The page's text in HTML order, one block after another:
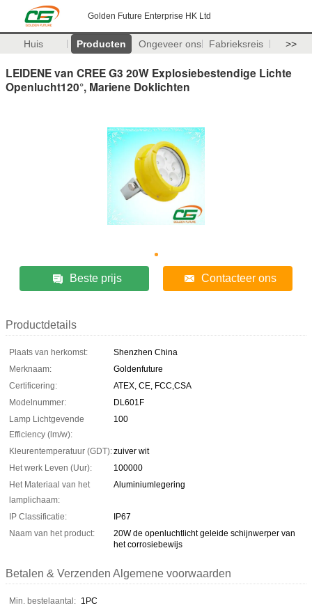
Golden Future Enterprise HK Ltd
Huis Producten Ongeveer ons Fabrieksreis >>
LEIDENE van CREE G3 20W Explosiebestendige Lichte
Openlucht120°, Mariene Doklichten
Beste prijs Contacteer ons
Productdetails
Plaats van herkomst:
Shenzhen China
Merknaam:
Goldenfuture
Certificering:
ATEX, CE, FCC,CSA
Modelnummer:
DL601F
Lamp Lichtgevende
Efficiency (lm/w):
100
Kleurentemperatuur (GDT):zuiver wit
Het werk Leven (Uur):
100000
Het Materiaal van het
lamplichaam:
Aluminiumlegering
IP Classificatie:
IP67
Naam van het product:
20W de openluchtlicht geleide schijnwerper van
het corrosiebewijs
Betalen & Verzenden Algemene voorwaarden
Min. bestelaantal: 1PC